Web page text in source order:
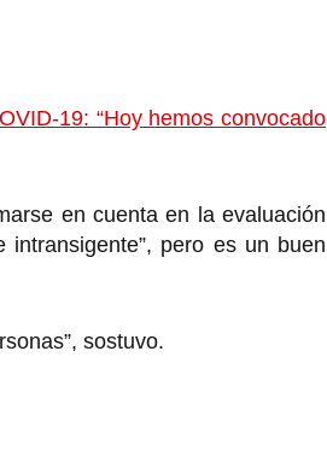
19: “Hoy hemos convocado
en cuenta en la evaluación
pero es un buen
sostuvo.